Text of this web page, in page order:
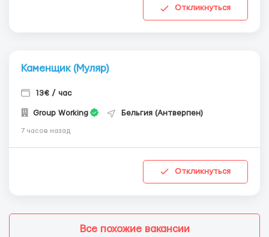
Откликнуться
Каменщик (Муляр)
13€ / час
Group Working Бельгия (Антверпен)
7 часов назад
Откликнуться
Все похожие вакансии